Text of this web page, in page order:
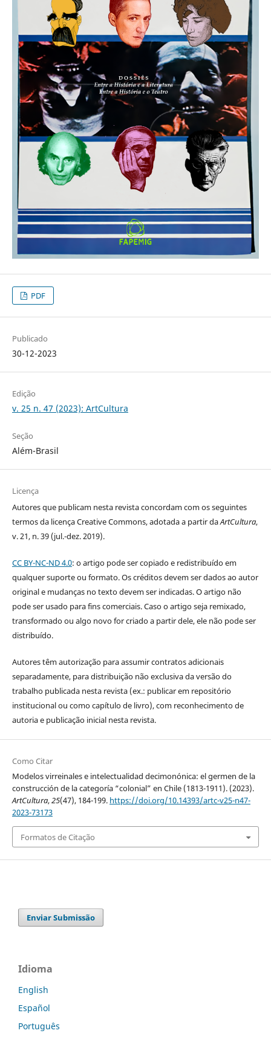
PDF
Publicado
30-12-2023
Edição
v. 25 n. 47 (2023): ArtCultura
Seção
Além-Brasil
Licença
Autores que publicam nesta revista concordam com os seguintes
termos da licença Creative Commons, adotada a partir daArtCultura,
v. 21, n. 39 (jul.-dez. 2019).
CC BY-NC-ND 4.0: o artigo pode ser copiado e redistribuído em
qualquer suporte ou formato. Os créditos devem ser dados ao autor
original e mudanças no texto devem ser indicadas. O artigo não
pode ser usado para fins comerciais. Caso o artigo seja remixado,
transformado ou algo novo for criado a partir dele, ele não pode ser
distribuído.
Autores têm autorização para assumir contratos adicionais
separadamente, para distribuição não exclusiva da versão do
trabalho publicada nesta revista (ex.: publicar em repositório
institucional ou como capítulo de livro), com reconhecimento de
autoria e publicação inicial nesta revista.
Como Citar
Modelos virreinales e intelectualidad decimonónica: el germen de la
construcción de la categoría “colonial” en Chile (1813-1911). (2023).
ArtCultura,25(47), 184-199. https://doi.org/10.14393/artc-v25-n47-
2023-73173
Formatos de Citação
Enviar Submissão
Idioma
English
Español
Português